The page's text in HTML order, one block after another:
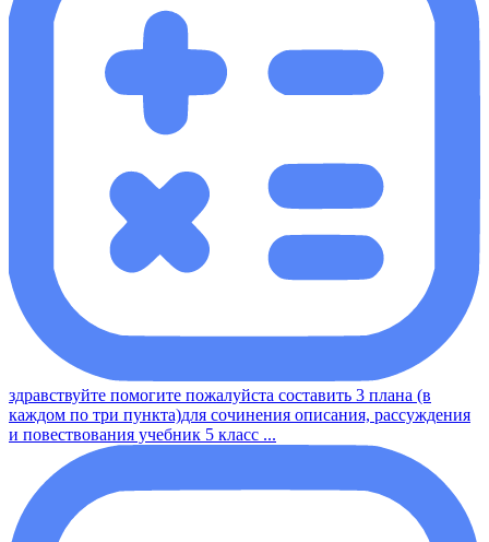
здравствуйте помогите пожалуйста составить 3 плана (в
каждом по три пункта)для сочинения описания, рассуждения
и повествования учебник 5 класс ...